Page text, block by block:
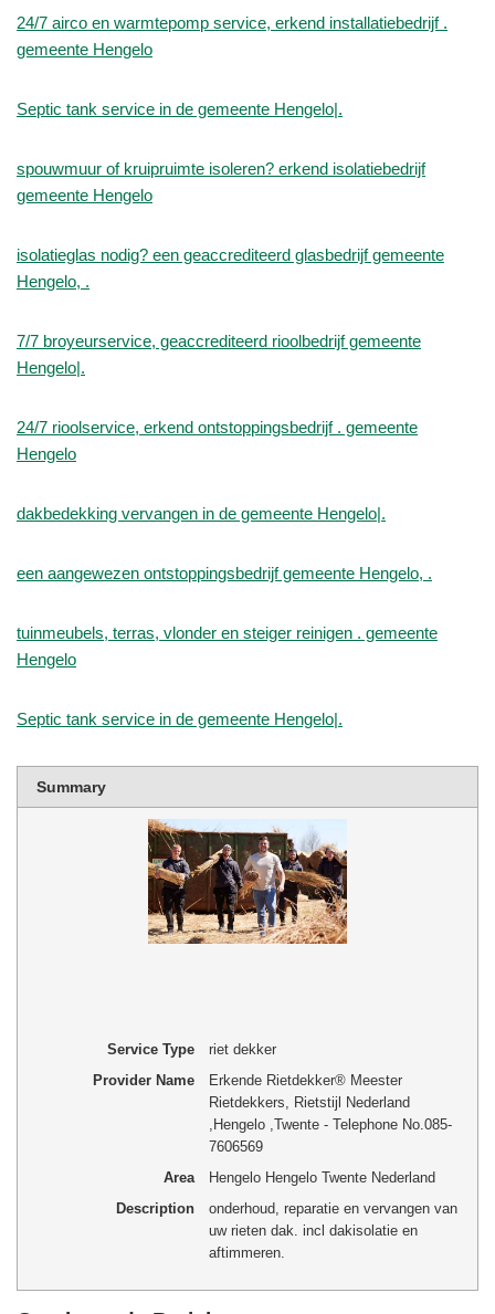
24/7 airco en warmtepomp service, erkend installatiebedrijf .
gemeente Hengelo
Septic tank service in de gemeente Hengelo|.
spouwmuur of kruipruimte isoleren? erkend isolatiebedrijf
gemeente Hengelo
isolatieglas nodig? een geaccrediteerd glasbedrijf gemeente
Hengelo, .
7/7 broyeurservice, geaccrediteerd rioolbedrijf gemeente
Hengelo|.
24/7 rioolservice, erkend ontstoppingsbedrijf . gemeente
Hengelo
dakbedekking vervangen in de gemeente Hengelo|.
een aangewezen ontstoppingsbedrijf gemeente Hengelo, .
tuinmeubels, terras, vlonder en steiger reinigen . gemeente
Hengelo
Septic tank service in de gemeente Hengelo|.
Summary
Service Type
riet dekker
Provider Name
Erkende Rietdekker® Meester
Rietdekkers, Rietstijl Nederland
Hengelo Twente -Telephone No.085-
7606569
Area
Hengelo Hengelo Twente Nederland
Description
onderhoud, reparatie en vervangen van
uw rieten dak. incl dakisolatie en
aftimmeren.